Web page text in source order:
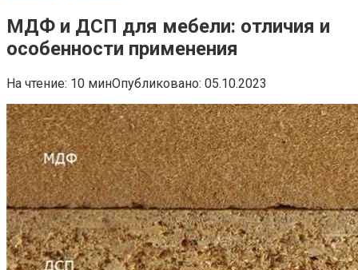
МДФ и ДСП для мебели: отличия и
особенности применения
На чтение: 10 минОпубликовано: 05.10.2023